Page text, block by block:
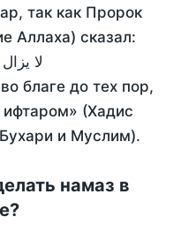
так как Пророк
Аллаха) сказал:
لا
благе до тех пор,
ифтаром» (Хадис
и Муслим).
намаз в